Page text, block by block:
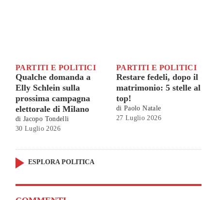
PARTITI E POLITICI
Qualche domanda a
Elly Schlein sulla
prossima campagna
elettorale di Milano
di Jacopo Tondelli
30 Luglio 2026
PARTITI E POLITICI
Restare fedeli, dopo il
matrimonio: 5 stelle al
top!
di Paolo Natale
27 Luglio 2026
ESPLORA POLITICA